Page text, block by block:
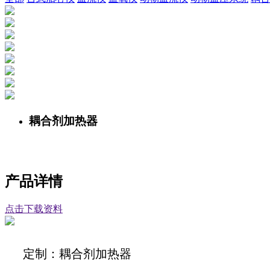
耦合剂加热器
产品详情
点击下载资料
定制：耦合剂加热器